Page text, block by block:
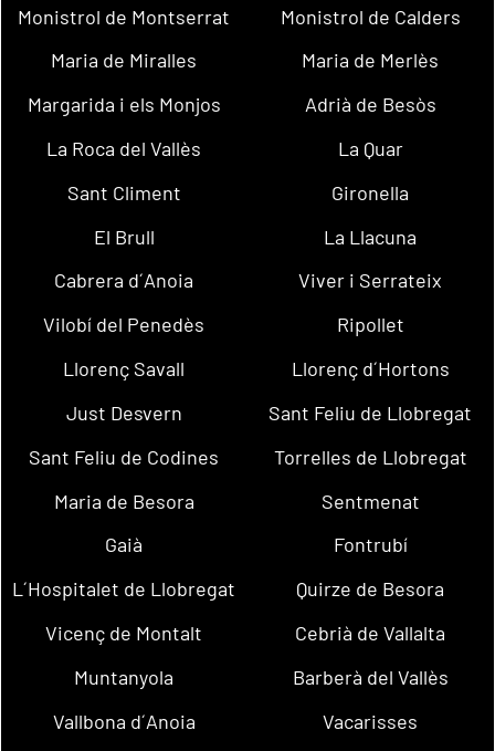
Monistrol de Montserrat
Monistrol de Calders
Maria de Miralles
Maria de Merlès
Margarida i els Monjos
Adrià de Besòs
La Roca del Vallès
La Quar
Sant Climent
Gironella
El Brull
La Llacuna
Cabrera d´Anoia
Viver i Serrateix
Vilobí del Penedès
Ripollet
Llorenç Savall
Llorenç d´Hortons
Just Desvern
Sant Feliu de Llobregat
Sant Feliu de Codines
Torrelles de Llobregat
Maria de Besora
Sentmenat
Gaià
Fontrubí
L´Hospitalet de Llobregat
Quirze de Besora
Vicenç de Montalt
Cebrià de Vallalta
Muntanyola
Barberà del Vallès
Vallbona d´Anoia
Vacarisses